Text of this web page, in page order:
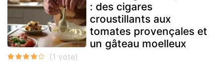
: des cigares
croustillants aux
tomates provençales et
un gâteau moelleux